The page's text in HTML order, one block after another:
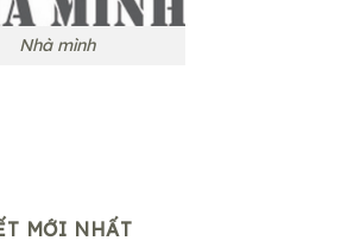
Nhà mình
MỚI NHẤT